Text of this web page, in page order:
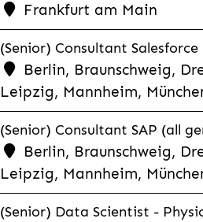
Frankfurt am Main
(Senior) Consultant
Berlin, Braunschweig,
Leipzig, Mannheim,
(Senior) Consultant SAP (all
Berlin, Braunschweig,
Leipzig, Mannheim,
(Senior) Data Scientist -